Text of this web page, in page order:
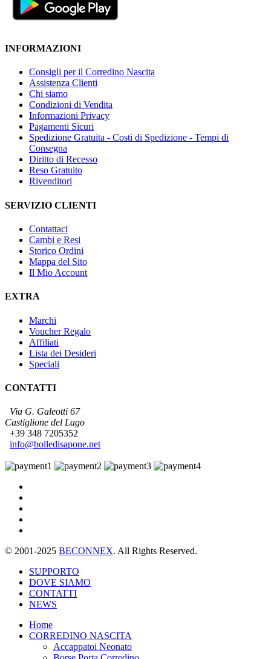
INFORMAZIONI
Consigli per il Corredino Nascita
Assistenza Clienti
Chi siamo
Condizioni di Vendita
Informazioni Privacy
Pagamenti Sicuri
Spedizione Gratuita - Costi di Spedizione - Tempi di
Consegna
Diritto di Recesso
Reso Gratuito
Rivenditori
SERVIZIO CLIENTI
Contattaci
Cambi e Resi
Storico Ordini
Mappa del Sito
Il Mio Account
EXTRA
Marchi
Voucher Regalo
Affiliati
Lista dei Desideri
Speciali
CONTATTI
Via G. Galeotti 67
Castiglione del Lago
+39 348 7205352
info@bolledisapone.net
© 2001-2025 BECONNEX. All Rights Reserved.
SUPPORTO
DOVE SIAMO
CONTATTI
NEWS
Home
CORREDINO NASCITA
Accappatoi Neonato